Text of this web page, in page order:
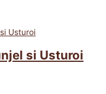
si Usturoi